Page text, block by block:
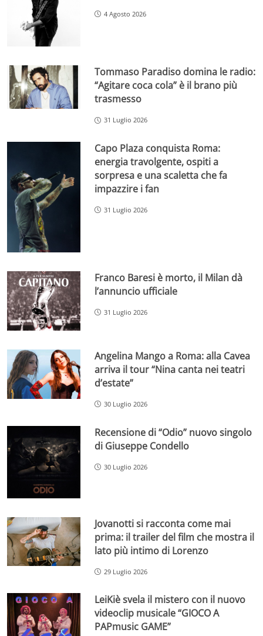
4 Agosto 2026
Tommaso Paradiso domina le radio:
“Agitare coca cola” è il brano più
trasmesso
31 Luglio 2026
Capo Plaza conquista Roma:
energia travolgente, ospiti a
sorpresa e una scaletta che fa
impazzire i fan
31 Luglio 2026
Franco Baresi è morto, il Milan dà
l’annuncio ufficiale
31 Luglio 2026
Angelina Mango a Roma: alla Cavea
arriva il tour “Nina canta nei teatri
d’estate”
30 Luglio 2026
Recensione di “Odio” nuovo singolo
di Giuseppe Condello
30 Luglio 2026
Jovanotti si racconta come mai
prima: il trailer del film che mostra il
lato più intimo di Lorenzo
29 Luglio 2026
LeiKiè svela il mistero con il nuovo
videoclip musicale “GIOCO A
PAPmusic GAME”